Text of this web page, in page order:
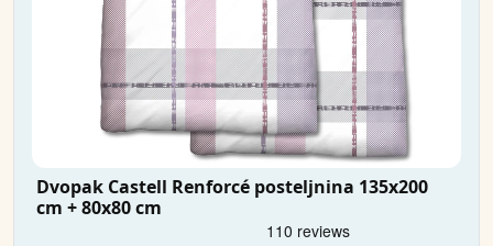
Dvopak Castell Renforcé posteljnina 135x200
cm + 80x80 cm